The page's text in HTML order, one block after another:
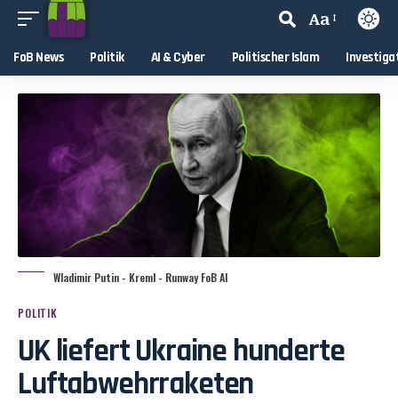
Aa
FoB News Politik AI & Cyber Politischer Islam
Wladimir Putin - Kreml - Runway FoB AI
POLITIK
UK liefert Ukraine hunderte
Luftabwehrraketen